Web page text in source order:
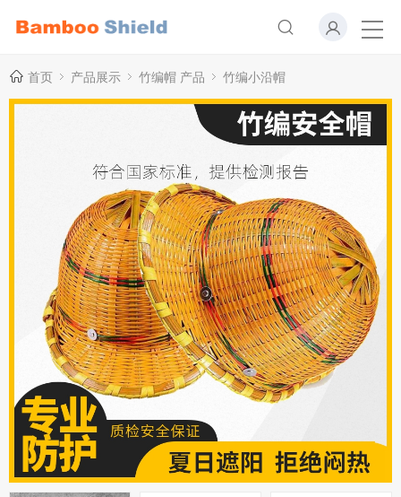
首页 产品展示 竹编帽 产品 竹编小沿帽